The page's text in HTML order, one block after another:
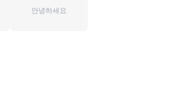
안녕하세요